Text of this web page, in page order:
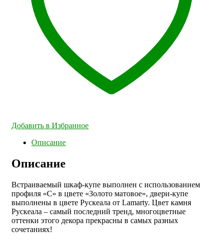
Добавить в Избранное
Описание
Описание
Встраиваемый шкаф-купе выполнен с использованием
профиля «С» в цвете «Золото матовое», двери-купе
выполнены в цвете Рускеала от Lamarty. Цвет камня
Рускеала – самый последний тренд, многоцветные
оттенки этого декора прекрасны в самых разных
сочетаниях!